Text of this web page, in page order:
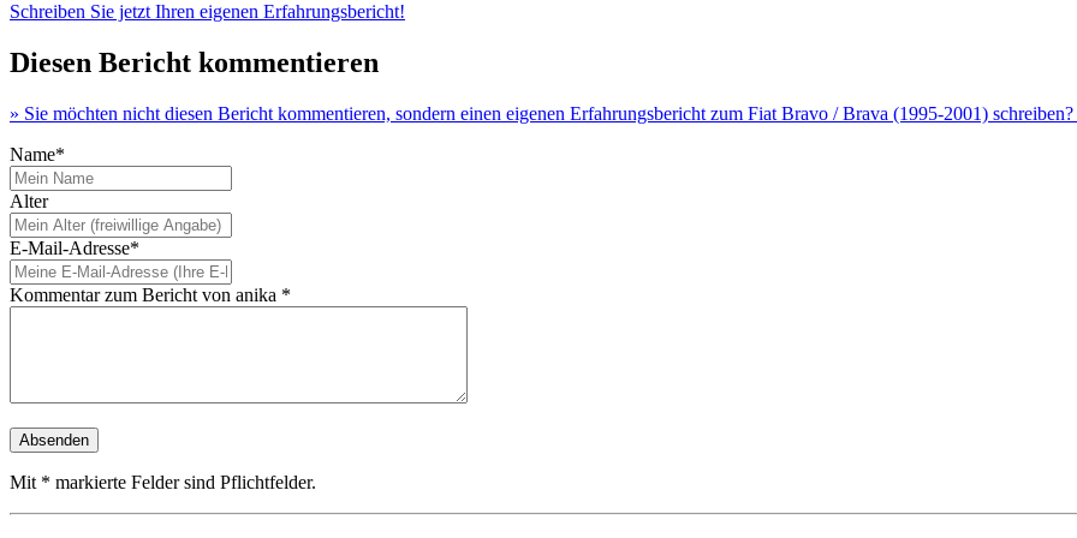
Schreiben Sie jetzt Ihren eigenen Erfahrungsbericht!
Diesen Bericht kommentieren
» Sie möchten nicht diesen Bericht kommentieren, sondern einen eigenen Erfahrungsbericht zum Fiat Bravo / Brava (1995-2001)
Name*
Alter
E-Mail-Adresse*
Kommentar zum Bericht von anika *
Mit * markierte Felder sind Pflichtfelder.